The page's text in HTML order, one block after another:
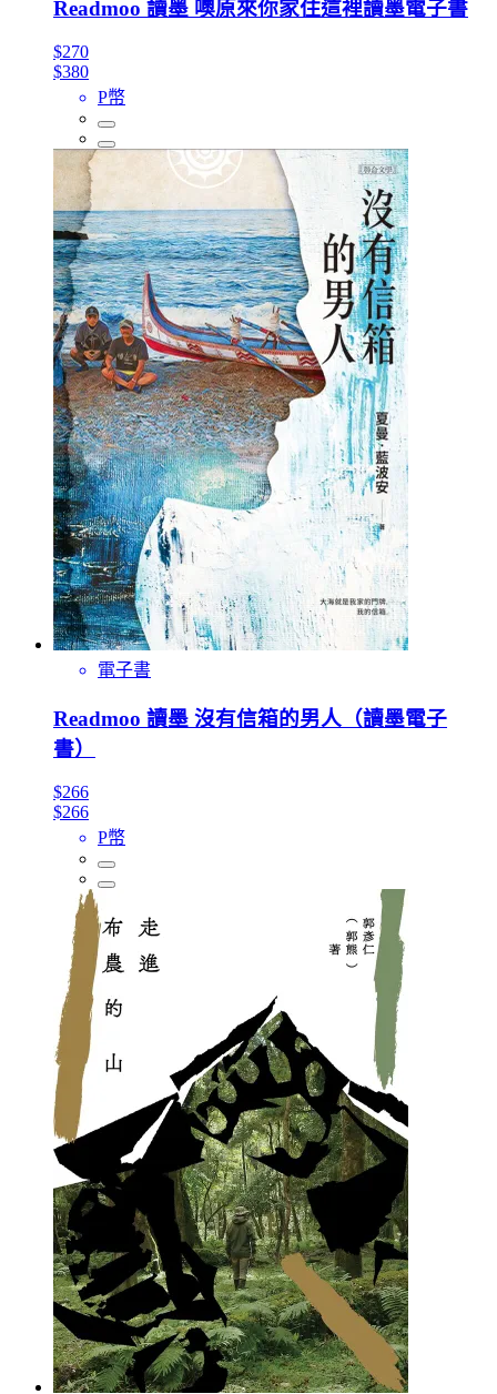
Readmoo 讀墨 噢原來你家住這裡讀墨電子書
$270
$380
P幣
電子書
Readmoo 讀墨 沒有信箱的男人（讀墨電子
書）
$266
$266
P幣